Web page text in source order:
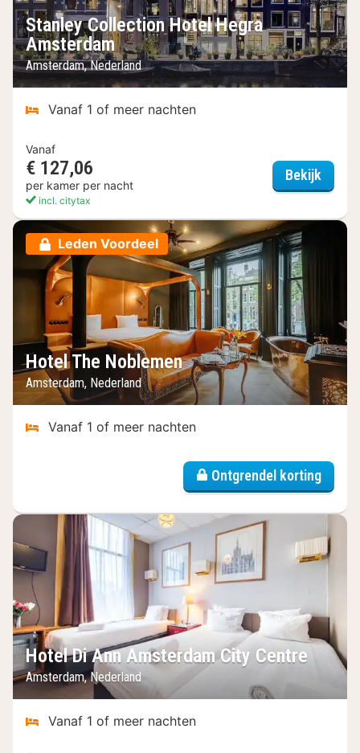
Stanley Collection Hotel Hegra
Amsterdam
Amsterdam, Nederland
Vanaf 1 of meer nachten
Vanaf
€ 127,06
per kamer per nacht
incl. citytax
Bekijk
Leden Voordeel
Hotel The Noblemen
Amsterdam, Nederland
Vanaf 1 of meer nachten
Ontgrendel korting
Hotel Di Ann Amsterdam City Centre
Amsterdam, Nederland
Vanaf 1 of meer nachten